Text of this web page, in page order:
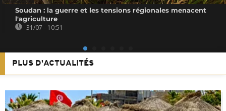
Soudan : la guerre et les tensions régionales menacent
l'agriculture
31/07 - 10:51
PLUS D'ACTUALITÉS